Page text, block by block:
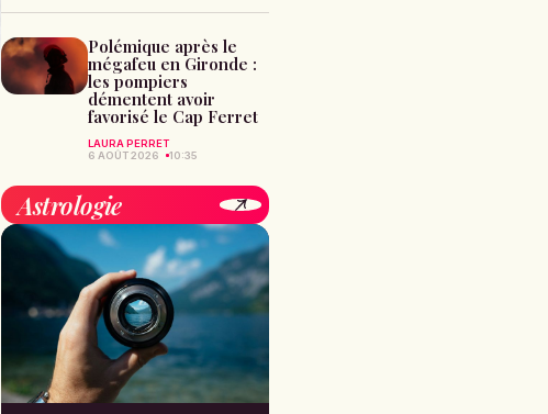
Polémique après le
mégafeu en Gironde :
les pompiers
démentent avoir
favorisé le Cap Ferret
LAURA PERRET
6 AOÛT 2026
10:35
Astrologie